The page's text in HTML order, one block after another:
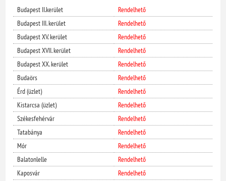
Budapest II.kerület
Rendelhető
Budapest III. kerület
Rendelhető
Budapest XV. kerület
Rendelhető
Budapest XVII. kerület
Rendelhető
Budapest XX. kerület
Rendelhető
Budaörs
Rendelhető
Érd (üzlet)
Rendelhető
Kistarcsa (üzlet)
Rendelhető
Székesfehérvár
Rendelhető
Tatabánya
Rendelhető
Mór
Rendelhető
Balatonlelle
Rendelhető
Kaposvár
Rendelhető